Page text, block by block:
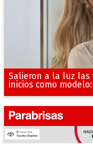
Salieron a la luz las
inicios como